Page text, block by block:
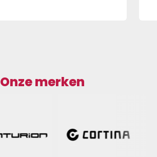
Onze merken